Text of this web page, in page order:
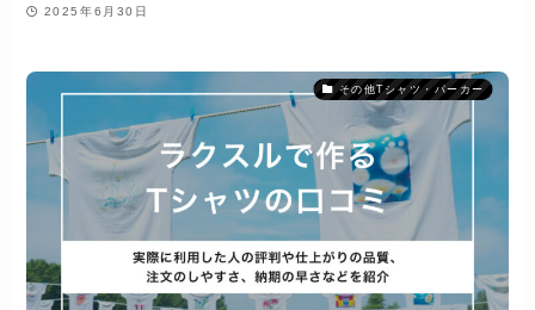
2025年6月30日
その他Tシャツ・パーカー